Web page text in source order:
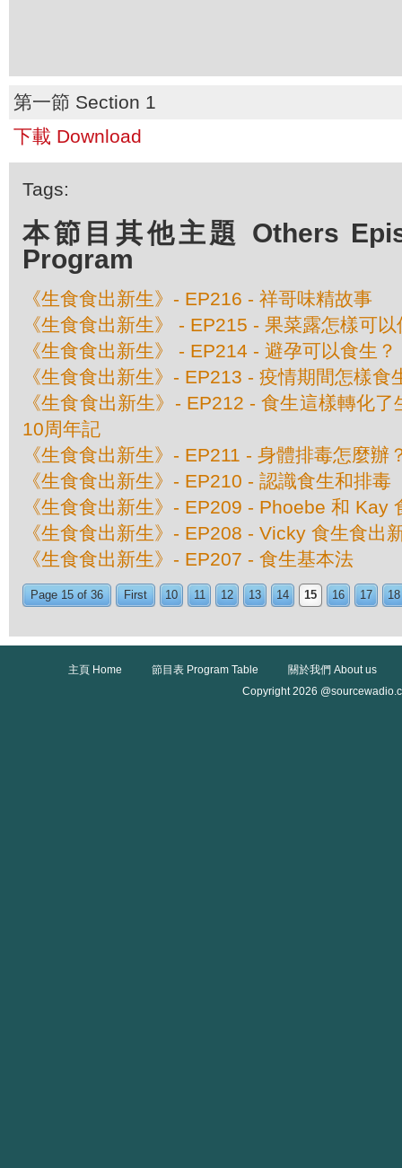
第一節 Section 1
下載 Download
Tags:
本節目其他主題 Others
Program
《生食食出新生》- EP216 - 祥哥味精故事
《生食食出新生》 - EP215 - 果菜露怎樣可
《生食食出新生》 - EP214 - 避孕可以食生？
《生食食出新生》- EP213 - 疫情期間怎樣食
《生食食出新生》- EP212 - 食生這樣轉化
10周年記
《生食食出新生》- EP211 - 身體排毒怎麼辦
《生食食出新生》- EP210 - 認識食生和排毒
《生食食出新生》- EP209 - Phoebe 和 Kay
《生食食出新生》- EP208 - Vicky 食生食出
《生食食出新生》- EP207 - 食生基本法
Page 15 of 36 First 10 11 12 13 14 15 16 17 18
主頁 Home 節目表 Program Table
關於我們 About us
Copyright 2026